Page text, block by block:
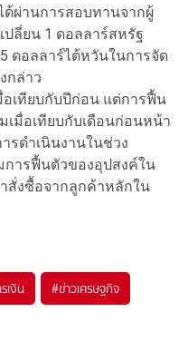
ด้ผ่านการสอบทานจากผู้
ลี่ยน 1 ดอลลาร์สหรัฐ
ดอลลาร์ไต้หวันในการจัด
กล่าว
เทียบกับปีก่อน แต่การฟื้น
มื่อเทียบกับเดือนก่อนหน้า
ดำเนินงานในช่วง
การฟื้นตัวของอุปสงค์ใน
สั่งซื้อจากลูกค้าหลักใน
เงิน #ข่าวเศรษฐกิจ